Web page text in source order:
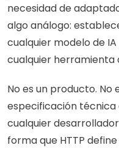
necesidad de
algo análogo:
cualquier modelo de
cualquier herramienta
No es un producto. No
especificación
cualquier
forma que HTTP